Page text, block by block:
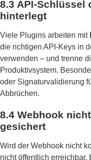
8.3 API-Schlüssel
hinterlegt
Viele Plugins arbeiten mit
die richtigen API-Keys in
verwenden – und trenne
Produktivsystem.
oder Signaturvalidierung
Abbrüchen.
8.4 Webhook
gesichert
Wird der Webhook nicht
nicht öffentlich erreichbar,